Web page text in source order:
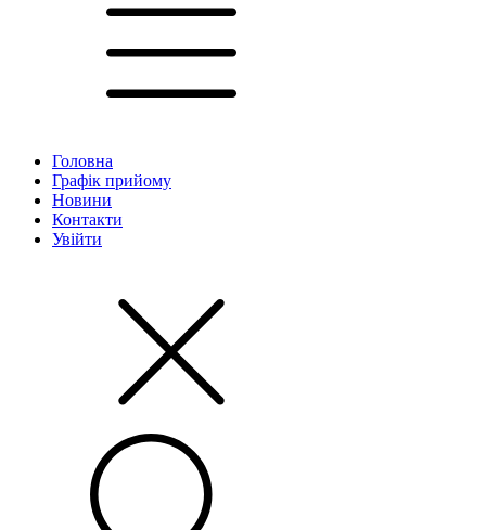
Головна
Графік прийому
Новини
Контакти
Увійти